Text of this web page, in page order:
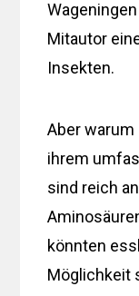
Mitautor
Insekten.
Aber
ihrem
sind reich
könnten
Möglichkeit